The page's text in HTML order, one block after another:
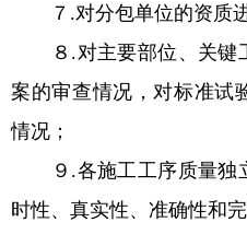
７.对分包单位的资质进
８.对主要部位、关键
案的审查情况，对标准试
情况；
９.各施工工序质量独
时性、真实性、准确性和完